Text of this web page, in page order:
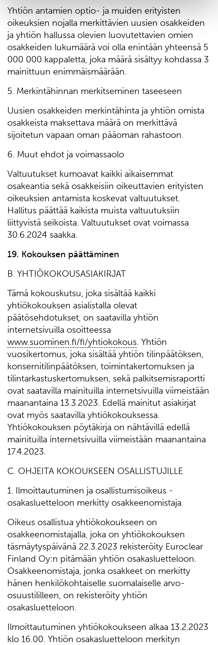
Yhtiön antamien optio- ja muiden erityisten
oikeuksien nojalla merkittävien uusien osakkeiden
ja yhtiön hallussa olevien luovutettavien omien
osakkeiden lukumäärä voi olla enintään yhteensä 5
000 000 kappaletta, joka määrä sisältyy kohdassa 3
mainittuun enimmäismäärään.
5. Merkintähinnan merkitseminen taseeseen
Uusien osakkeiden merkintähinta ja yhtiön omista
osakkeista maksettava määrä on merkittävä
sijoitetun vapaan oman pääoman rahastoon.
6. Muut ehdot ja voimassaolo
Valtuutukset kumoavat kaikki aikaisemmat
osakeantia sekä osakkeisiin oikeuttavien erityisten
oikeuksien antamista koskevat valtuutukset.
Hallitus päättää kaikista muista valtuutuksiin
liittyvistä seikoista. Valtuutukset ovat voimassa
30.6.2024 saakka.
19. Kokouksen päättäminen
B. YHTIÖKOKOUSASIAKIRJAT
Tämä kokouskutsu, joka sisältää kaikki
yhtiökokouksen asialistalla olevat
päätösehdotukset, on saatavilla yhtiön
internetsivuilla osoitteessa
www.suominen.fi/fi/yhtiokokous. Yhtiön
vuosikertomus, joka sisältää yhtiön tilinpäätöksen,
konsernitilinpäätöksen, toimintakertomuksen ja
tilintarkastuskertomuksen, sekä palkitsemisraportti
ovat saatavilla mainituilla internetsivuilla viimeistään
maanantaina 13.3.2023. Edellä mainitut asiakirjat
ovat myös saatavilla yhtiökokouksessa.
Yhtiökokouksen pöytäkirja on nähtävillä edellä
mainituilla internetsivuilla viimeistään maanantaina
17.4.2023.
C. OHJEITA KOKOUKSEEN OSALLISTUJILLE
1. Ilmoittautuminen ja osallistumisoikeus -
osakasluetteloon merkitty osakkeenomistaja
Oikeus osallistua yhtiökokoukseen on
osakkeenomistajalla, joka on yhtiökokouksen
täsmäytyspäivänä 22.3.2023 rekisteröity Euroclear
Finland Oy:n pitämään yhtiön osakasluetteloon.
Osakkeenomistaja, jonka osakkeet on merkitty
hänen henkilökohtaiselle suomalaiselle arvo-
osuustililleen, on rekisteröity yhtiön
osakasluetteloon.
Ilmoittautuminen yhtiökokoukseen alkaa 13.2.2023
klo 16.00. Yhtiön osakasluetteloon merkityn